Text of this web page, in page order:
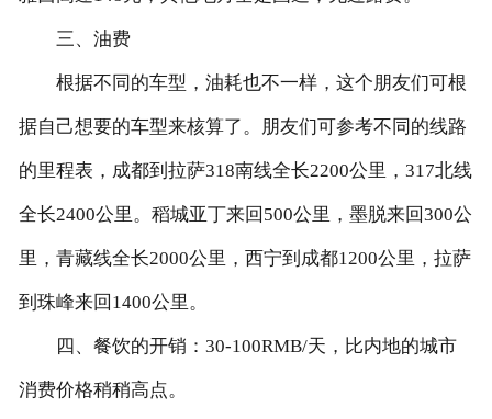
三、油费
根据不同的车型，油耗也不一样，这个朋友们可根
据自己想要的车型来核算了。朋友们可参考不同的线路
的里程表，成都到拉萨318南线全长2200公里，317北线
全长2400公里。稻城亚丁来回500公里，墨脱来回300公
里，青藏线全长2000公里，西宁到成都1200公里，拉萨
到珠峰来回1400公里。
四、餐饮的开销：30-100RMB/天，比内地的城市
消费价格稍稍高点。